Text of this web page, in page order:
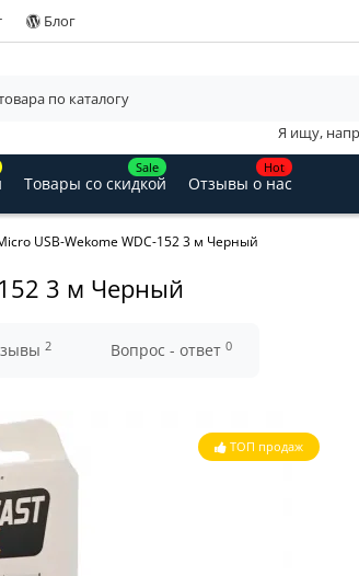
Блог
Я ищу,
Sale
Товары со скидкой
Hot
Отзывы о нас
USB-Wekome WDC-152 3 м Черный
3 м Черный
2 Вопрос - ответ 0
ТОП продаж